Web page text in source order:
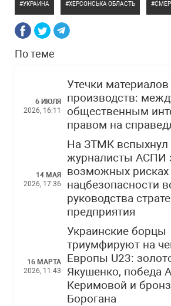
УКРАИНА ХЕРСОНСЬКА ОБЛАСТЬ
По теме
6 ИЮЛЯ
2026, 16:11
Утечки
производств:
общественным
правом на
14 МАЯ
2026, 17:36
На ЗТМК вспыхнул
журналисты АСПИ
возможных рисках
нацбезопасности
руководства
предприятия
16 МАРТА
2026, 11:43
Украинские борцы
триумфируют на
Европы U23:
Якушенко, победа
Керимовой и
Борогана